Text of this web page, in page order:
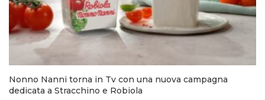
Nonno Nanni torna in Tv con una nuova campagna
dedicata a Stracchino e Robiola